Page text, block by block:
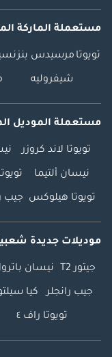
مستعملة الماركة
تويوتا مرسيدس بنز
شيفروليه
مستعملة الموديل
تويوتا لاند كروزر
نيسان ألتيما
تويوتا هيلوكس جيب
موديلات جديدة
جيتور T2 نيسان
جيب رانجلر كيا
تويوتا راف ٤